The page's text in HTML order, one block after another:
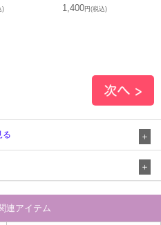
)
1,400円(税込)
る
連アイテム